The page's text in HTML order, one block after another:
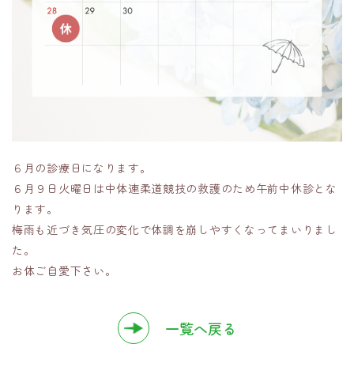
６月の診療日になります。
６月９日火曜日は中体連柔道競技の救護のため午前中休診とな
ります。
梅雨も近づき気圧の変化で体調を崩しやすくなってまいりまし
た。
お体ご自愛下さい。
一覧へ戻る